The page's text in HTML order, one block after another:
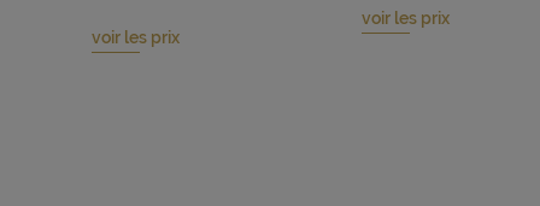
voir les prix
voir les prix